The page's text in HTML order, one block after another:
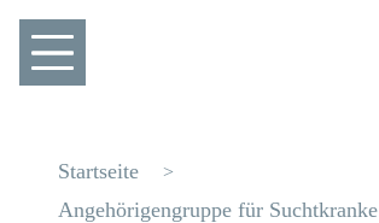
Startseite
Angehörigengruppe für Suchtkranke